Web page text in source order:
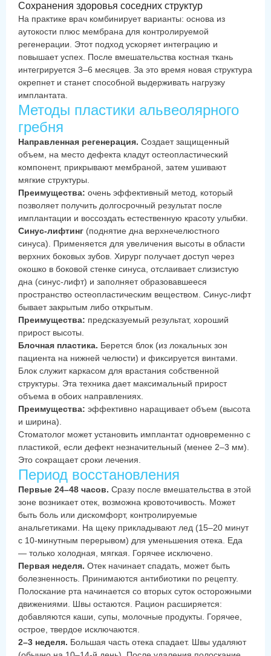
Сохранения здоровья соседних структур
На практике врач комбинирует варианты: основа из
аутокости плюс мембрана для контролируемой
регенерации. Этот подход ускоряет интеграцию и
повышает успех. После вмешательства костная ткань
интегрируется 3–6 месяцев. За это время новая структура
окрепнет и станет способной выдерживать нагрузку
имплантата.
Методы пластики альвеолярного
гребня
Направленная регенерация. Создает защищенный
объем, на место дефекта кладут остеопластический
компонент, прикрывают мембраной, затем ушивают
мягкие структуры.
Преимущества: очень эффективный метод, который
позволяет получить долгосрочный результат после
имплантации и воссоздать естественную красоту улыбки.
Синус-лифтинг (поднятие дна верхнечелюстного
синуса). Применяется для увеличения высоты в области
верхних боковых зубов. Хирург получает доступ через
окошко в боковой стенке синуса, отслаивает слизистую
дна (синус-лифт) и заполняет образовавшееся
пространство остеопластическим веществом. Синус-лифт
бывает закрытым либо открытым.
Преимущества: предсказуемый результат, хороший
прирост высоты.
Блочная пластика. Берется блок (из локальных зон
пациента на нижней челюсти) и фиксируется винтами.
Блок служит каркасом для врастания собственной
структуры. Эта техника дает максимальный прирост
объема в обоих направлениях.
Преимущества: эффективно наращивает объем (высота
и ширина).
Стоматолог может установить имплантат одновременно с
пластикой, если дефект незначительный (менее 2–3 мм).
Это сокращает сроки лечения.
Период восстановления
Первые 24–48 часов. Сразу после вмешательства в этой
зоне возникает отек, возможна кровоточивость. Может
быть боль или дискомфорт, контролируемые
анальгетиками. На щеку прикладывают лед (15–20 минут
с 10-минутным перерывом) для уменьшения отека. Еда
— только холодная, мягкая. Горячее исключено.
Первая неделя. Отек начинает спадать, может быть
болезненность. Принимаются антибиотики по рецепту.
Полоскание рта начинается со вторых суток осторожными
движениями. Швы остаются. Рацион расширяется:
добавляются каши, супы, молочные продукты. Горячее,
острое, твердое исключаются.
2–3 неделя. Большая часть отека спадает. Швы удаляют